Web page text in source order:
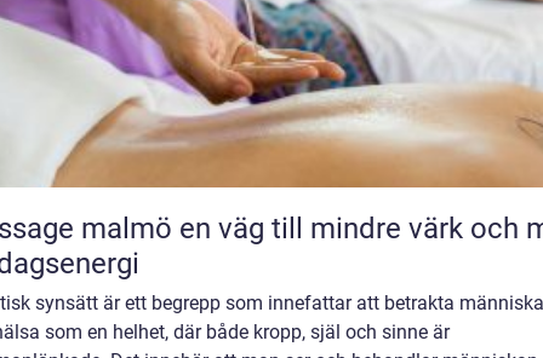
en väg till mindre värk och mer
synsätt är ett begrepp som innefattar att betrakta
som en helhet, där både kropp, själ och sinne är